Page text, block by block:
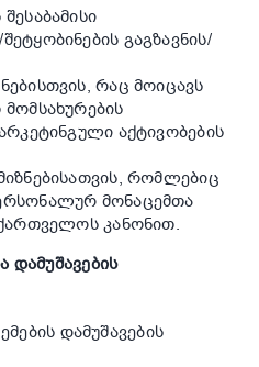
გაგზავნის/
რაც მოიცავს
აქტივობების
რომლებიც
მონაცემთა
კანონით.
დამუშავების